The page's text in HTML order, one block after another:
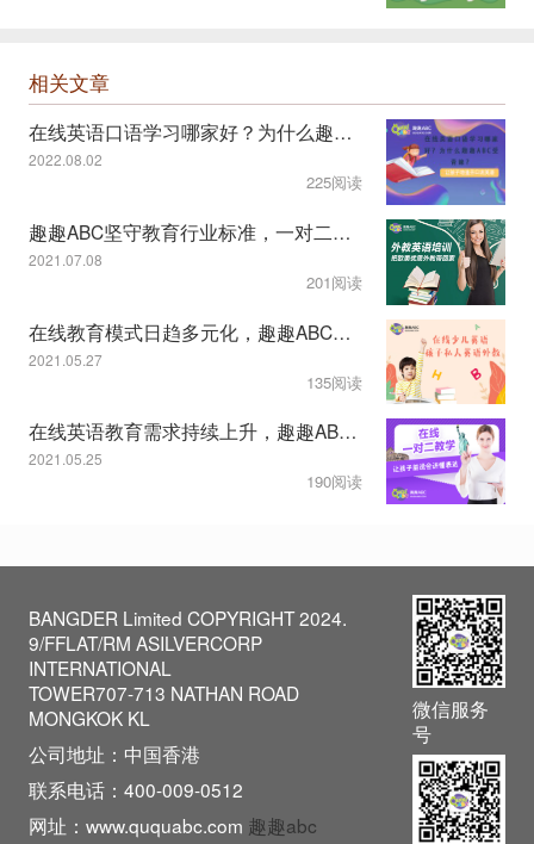
相关文章
在线英语口语学习哪家好？为什么趣趣ABC受青睐？
2022.08.02
225阅读
趣趣ABC坚守教育行业标准，一对二课程模式受认可
2021.07.08
201阅读
在线教育模式日趋多元化，趣趣ABC教学服务显特色
2021.05.27
135阅读
在线英语教育需求持续上升，趣趣ABC一对二模式获认可
2021.05.25
190阅读
BANGDER Limited COPYRIGHT 2024.
9/FFLAT/RM ASILVERCORP
INTERNATIONAL
TOWER707-713 NATHAN ROAD
MONGKOK KL
公司地址：中国香港
联系电话：400-009-0512
网址：www.ququabc.com 趣趣abc
微信服务
号